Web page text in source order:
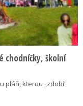
chodníčky, školní
pláň, kterou „zdobí“